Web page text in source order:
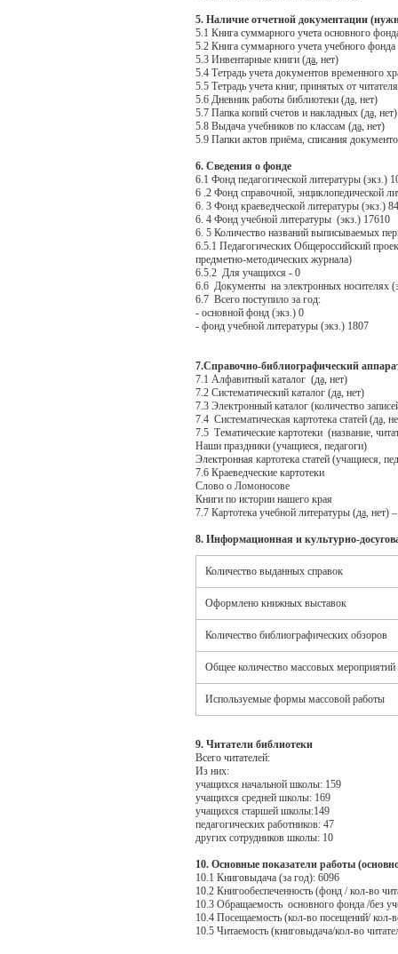
5. Наличие отчетной документации
5.1 Книга суммарного учета основного
5.2 Книга суммарного учета учебного фонда
5.3 Инвентарные книги (да, нет)
5.4 Тетрадь учета документов временного
5.5 Тетрадь учета книг, принятых от
5.6 Дневник работы библиотеки (да, нет)
5.7 Папка копий счетов и накладных (да, нет)
5.8 Выдача учебников по классам (да, нет)
5.9 Папки актов приёма, списания
6. Сведения о фонде
6.1 Фонд педагогической литературы (экз.)
6 .2 Фонд справочной, энциклопедической
6. 3 Фонд краеведческой литературы (экз.)
6. 4 Фонд учебной литературы (экз.) 17610
6. 5 Количество названий выписываемых
6.5.1 Педагогических Общероссийский
предметно-методических журнала)
6.5.2 Для учащихся - 0
6.6 Документы на электронных носителях
6.7 Всего поступило за год:
- основной фонд (экз.) 0
- фонд учебной литературы (экз.) 1807
7.Справочно-библиографический
7.1 Алфавитный каталог (да, нет)
7.2 Систематический каталог (да, нет)
7.3 Электронный каталог (количество
7.4 Систематическая картотека статей (да,
7.5 Тематические картотеки (название,
Наши праздники (учащиеся, педагоги)
Электронная картотека статей (учащиеся,
7.6 Краеведческие картотеки
Слово о Ломоносове
Книги по истории нашего края
7.7 Картотека учебной литературы (да, нет)
8. Информационная и культурно-
Количество выданных справок
Оформлено книжных выставок
Количество библиографических обзоров
Общее количество массовых мероприятий
Используемые формы массовой работы
9. Читатели библиотеки
Всего читателей:
Из них:
учащихся начальной школы: 159
учащихся средней школы: 169
учащихся старшей школы:149
педагогических работников: 47
других сотрудников школы: 10
10. Основные показатели работы
10.1 Книговыдача (за год): 6096
10.2 Книгообеспеченность (фонд / кол-во
10.3 Обращаемость основного фонда /без
10.4 Посещаемость (кол-во посещений/ кол-
10.5 Читаемость (книговыдача/кол-во